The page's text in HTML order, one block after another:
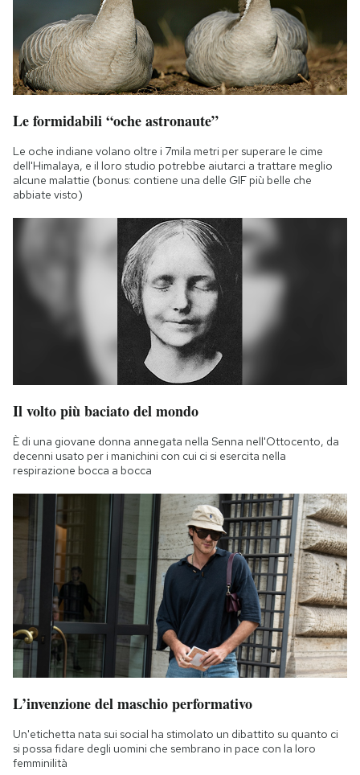
Le formidabili “oche astronaute”
Le oche indiane volano oltre i 7mila metri per superare le cime
dell'Himalaya, e il loro studio potrebbe aiutarci a trattare meglio
alcune malattie (bonus: contiene una delle GIF più belle che
abbiate visto)
Il volto più baciato del mondo
È di una giovane donna annegata nella Senna nell'Ottocento, da
decenni usato per i manichini con cui ci si esercita nella
respirazione bocca a bocca
L’invenzione del maschio performativo
Un'etichetta nata sui social ha stimolato un dibattito su quanto ci
si possa fidare degli uomini che sembrano in pace con la loro
femminilità